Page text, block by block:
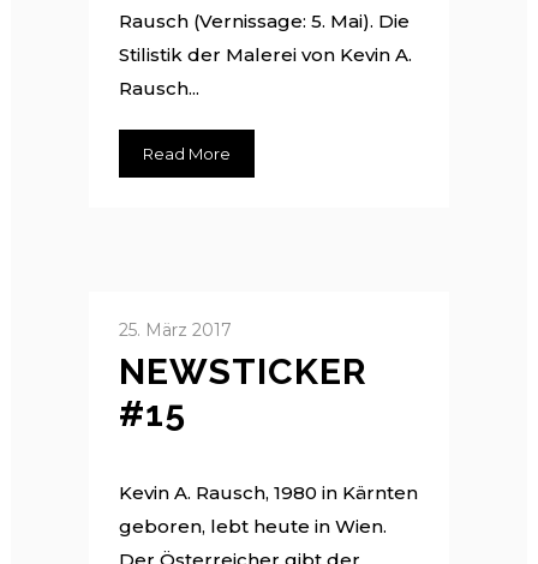
Rausch (Vernissage: 5. Mai). Die
Stilistik der Malerei von Kevin A.
Rausch...
Read More
25. März 2017
NEWSTICKER
#15
Kevin A. Rausch, 1980 in Kärnten
geboren, lebt heute in Wien.